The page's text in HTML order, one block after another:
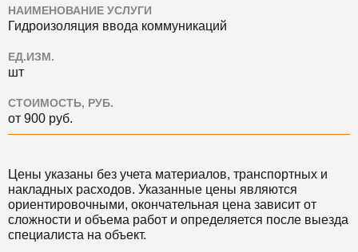
НАИМЕНОВАНИЕ УСЛУГИ
Гидроизоляция ввода коммуникаций
ЕД.ИЗМ.
шт
СТОИМОСТЬ, РУБ.
от 900 руб.
Цены указаны без учета материалов, транспортных и
накладных расходов. Указанные цены являются
ориентировочными, окончательная цена зависит от
сложности и объема работ и определяется после выезда
специалиста на объект.